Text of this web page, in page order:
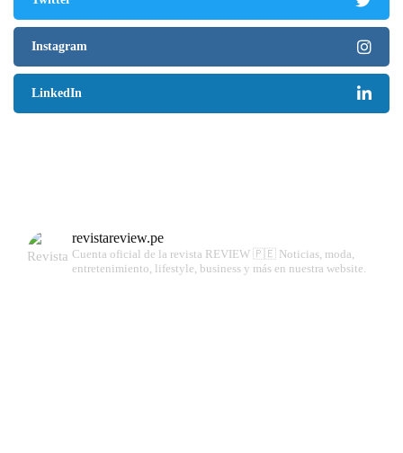
Instagram
LinkedIn
revistareview.pe
Cuenta oficial de la revista REVIEW 🇵🇪 Noticias, moda,
entretenimiento, lifestyle, business y más en nuestra website.